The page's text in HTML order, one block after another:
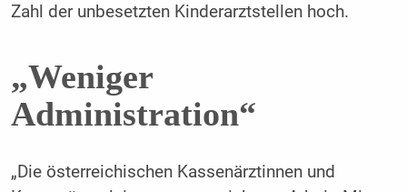
Zahl der unbesetzten Kinderarztstellen hoch.
„Weniger
Administration“
„Die österreichischen Kassenärztinnen und